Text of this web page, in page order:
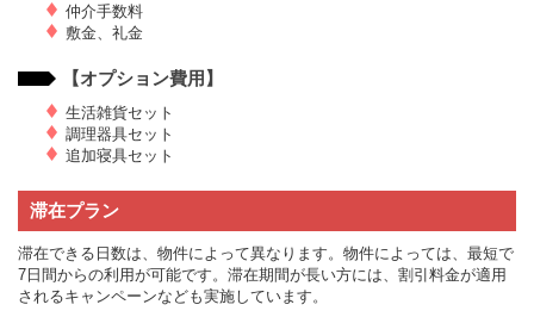
仲介手数料
敷金、礼金
【オプション費用】
生活雑貨セット
調理器具セット
追加寝具セット
滞在プラン
滞在できる日数は、物件によって異なります。物件によっては、最短で
7日間からの利用が可能です。滞在期間が長い方には、割引料金が適用
されるキャンペーンなども実施しています。